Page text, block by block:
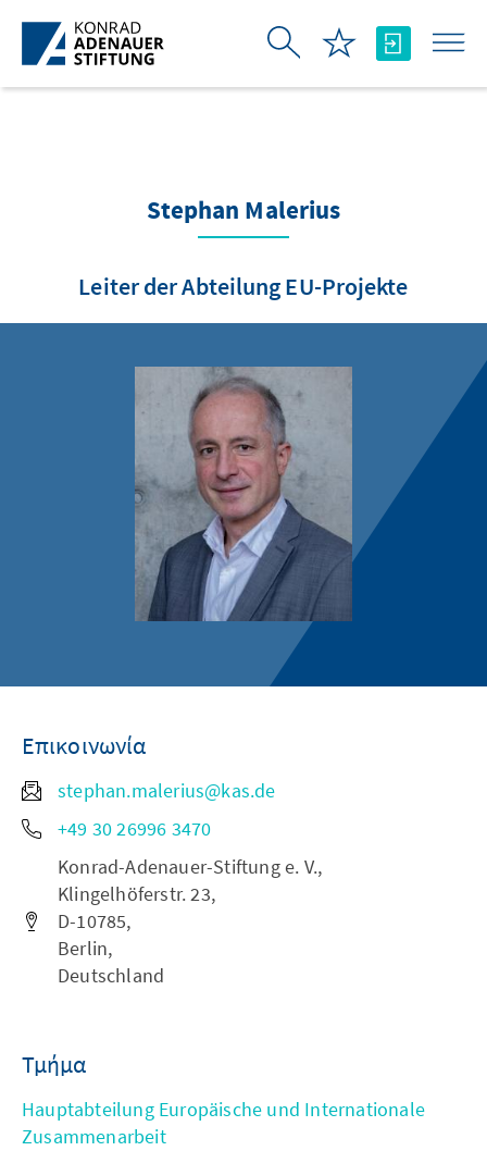
Skip to Main Content
Stephan Malerius
Leiter der Abteilung EU-Projekte
Επικοινωνία
stephan.malerius@kas.de
+49 30 26996 3470
Konrad-Adenauer-Stiftung e. V.,
Klingelhöferstr. 23,
D-10785,
Berlin,
Deutschland
Τμήμα
Hauptabteilung Europäische und Internationale
Zusammenarbeit